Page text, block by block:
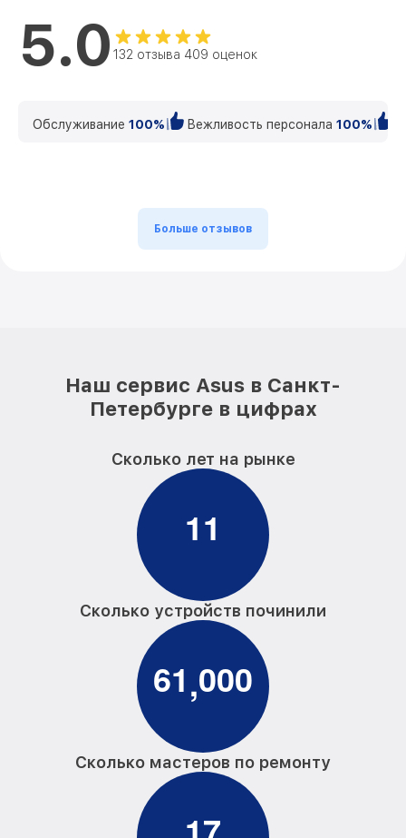
5.0 132 отзыва 409 оценок
Обслуживание 100% Вежливость персонала 100%
Больше отзывов
Наш сервис Asus в Санкт-
Петербурге в цифрах
Сколько лет на рынке
11
Сколько устройств починили
61,000
Сколько мастеров по ремонту